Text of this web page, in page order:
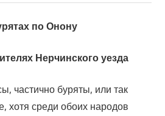
по Онону
Нерчинского уезда
частично буряты, или так
хотя среди обоих народов